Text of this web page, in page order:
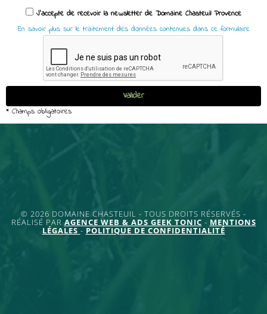
© 2026 DOMAINE CHASTEUIL - TOUS DROITS RÉSERVÉS -
RÉALISÉ PAR AGENCE WEB & ADS GEEK TONIC - MENTIONS
LÉGALES - POLITIQUE DE CONFIDENTIALITÉ